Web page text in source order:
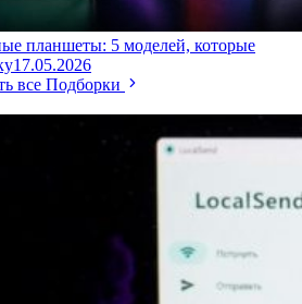
планшеты: 5 моделей, которые
17.05.2026
все Подборки